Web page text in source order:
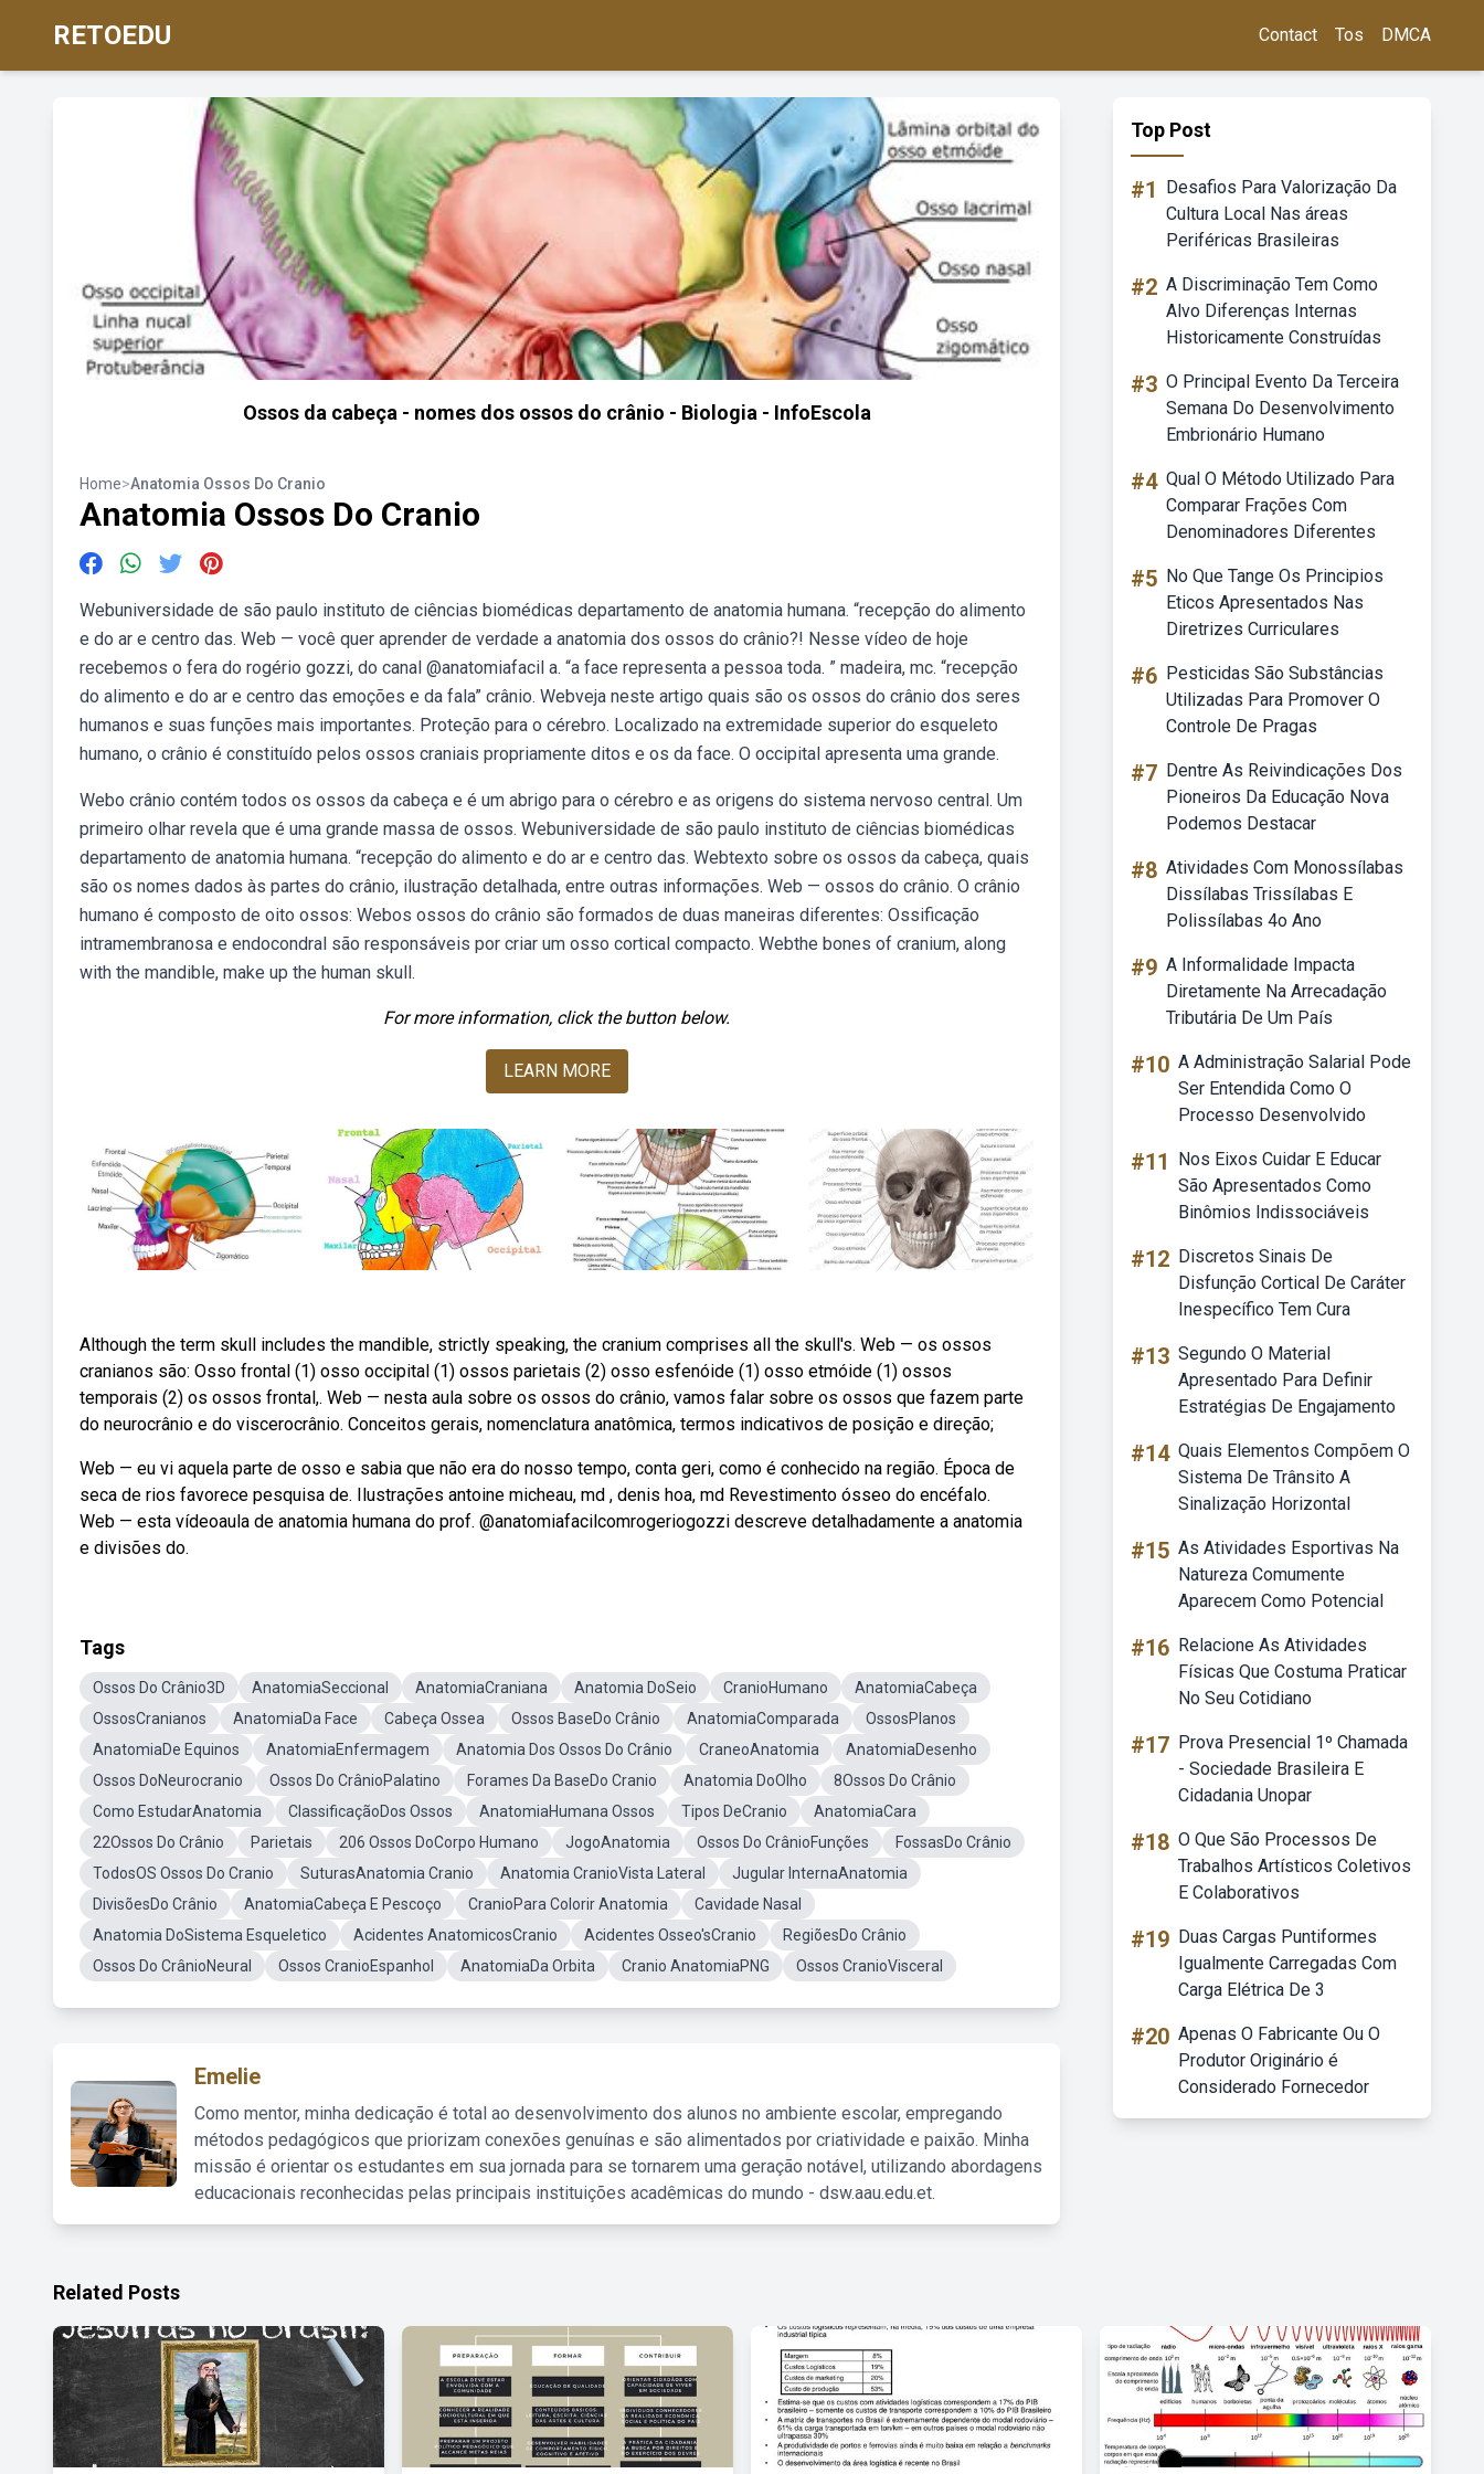
RETOEDU Contact Tos DMCA
Ossos da cabeça - nomes dos ossos do crânio - Biologia - InfoEscola
Home>Anatomia Ossos Do Cranio
Anatomia Ossos Do Cranio
Webuniversidade de são paulo instituto de ciências biomédicas departamento de anatomia humana. “recepção do alimento
e do ar e centro das. Web — você quer aprender de verdade a anatomia dos ossos do crânio?! Nesse vídeo de hoje
recebemos o fera do rogério gozzi, do canal @anatomiafacil a. “a face representa a pessoa toda. ” madeira, mc. “recepção
do alimento e do ar e centro das emoções e da fala” crânio. Webveja neste artigo quais são os ossos do crânio dos seres
humanos e suas funções mais importantes. Proteção para o cérebro. Localizado na extremidade superior do esqueleto
humano, o crânio é constituído pelos ossos craniais propriamente ditos e os da face. O occipital apresenta uma grande.
Webo crânio contém todos os ossos da cabeça e é um abrigo para o cérebro e as origens do sistema nervoso central. Um
primeiro olhar revela que é uma grande massa de ossos. Webuniversidade de são paulo instituto de ciências biomédicas
departamento de anatomia humana. “recepção do alimento e do ar e centro das. Webtexto sobre os ossos da cabeça, quais
são os nomes dados às partes do crânio, ilustração detalhada, entre outras informações. Web — ossos do crânio. O crânio
humano é composto de oito ossos: Webos ossos do crânio são formados de duas maneiras diferentes: Ossificação
intramembranosa e endocondral são responsáveis por criar um osso cortical compacto. Webthe bones of cranium, along
with the mandible, make up the human skull.
For more information, click the button below.
LEARN MORE
Although the term skull includes the mandible, strictly speaking, the cranium comprises all the skull's. Web — os ossos
cranianos são: Osso frontal (1) osso occipital (1) ossos parietais (2) osso esfenóide (1) osso etmóide (1) ossos
temporais (2) os ossos frontal,. Web — nesta aula sobre os ossos do crânio, vamos falar sobre os ossos que fazem parte
do neurocrânio e do viscerocrânio. Conceitos gerais, nomenclatura anatômica, termos indicativos de posição e direção;
Web — eu vi aquela parte de osso e sabia que não era do nosso tempo, conta geri, como é conhecido na região. Época de
seca de rios favorece pesquisa de. Ilustrações antoine micheau, md , denis hoa, md Revestimento ósseo do encéfalo.
Web — esta vídeoaula de anatomia humana do prof. ‪@anatomiafacilcomrogeriogozzi‬ descreve detalhadamente a anatomia
e divisões do.
Tags
Ossos Do Crânio3D AnatomiaSeccional AnatomiaCraniana Anatomia DoSeio CranioHumano
AnatomiaCabeça
OssosCranianos
AnatomiaDa Face Cabeça Ossea Ossos BaseDo Crânio AnatomiaComparada
OssosPlanos
AnatomiaDe Equinos
AnatomiaEnfermagem Anatomia Dos Ossos Do Crânio CraneoAnatomia
AnatomiaDesenho
Ossos DoNeurocranio
Ossos Do CrânioPalatino Forames Da BaseDo Cranio Anatomia DoOlho
8Ossos Do Crânio
Como EstudarAnatomia
ClassificaçãoDos Ossos AnatomiaHumana Ossos Tipos DeCranio
AnatomiaCara
22Ossos Do Crânio
Parietais 206 Ossos DoCorpo Humano JogoAnatomia Ossos Do CrânioFunções
FossasDo Crânio
TodosOS Ossos Do Cranio
SuturasAnatomia Cranio Anatomia CranioVista Lateral
Jugular InternaAnatomia
DivisõesDo Crânio
AnatomiaCabeça E Pescoço CranioPara Colorir Anatomia
Cavidade Nasal
Anatomia DoSistema Esqueletico
Acidentes AnatomicosCranio Acidentes Osseo'sCranio
RegiõesDo Crânio
Ossos Do CrânioNeural
Ossos CranioEspanhol AnatomiaDa Orbita Cranio AnatomiaPNG Ossos CranioVisceral
Emelie
Como mentor, minha dedicação é total ao desenvolvimento dos alunos no ambiente escolar, empregando
métodos pedagógicos que priorizam conexões genuínas e são alimentados por criatividade e paixão. Minha
missão é orientar os estudantes em sua jornada para se tornarem uma geração notável, utilizando abordagens
educacionais reconhecidas pelas principais instituições acadêmicas do mundo - dsw.aau.edu.et.
Top Post
#1
Desafios Para Valorização Da
Cultura Local Nas áreas
Periféricas Brasileiras
#2 A Discriminação Tem Como
Alvo Diferenças Internas
Historicamente Construídas
#3 O Principal Evento Da Terceira
Semana Do Desenvolvimento
Embrionário Humano
#4 Qual O Método Utilizado Para
Comparar Frações Com
Denominadores Diferentes
#5 No Que Tange Os Principios
Eticos Apresentados Nas
Diretrizes Curriculares
#6 Pesticidas São Substâncias
Utilizadas Para Promover O
Controle De Pragas
#7 Dentre As Reivindicações Dos
Pioneiros Da Educação Nova
Podemos Destacar
#8 Atividades Com Monossílabas
Dissílabas Trissílabas E
Polissílabas 4o Ano
#9 A Informalidade Impacta
Diretamente Na Arrecadação
Tributária De Um País
#10 A Administração Salarial Pode
Ser Entendida Como O
Processo Desenvolvido
#11
Nos Eixos Cuidar E Educar
São Apresentados Como
Binômios Indissociáveis
#12 Discretos Sinais De
Disfunção Cortical De Caráter
Inespecífico Tem Cura
#13 Segundo O Material
Apresentado Para Definir
Estratégias De Engajamento
#14 Quais Elementos Compõem O
Sistema De Trânsito A
Sinalização Horizontal
#15 As Atividades Esportivas Na
Natureza Comumente
Aparecem Como Potencial
#16 Relacione As Atividades
Físicas Que Costuma Praticar
No Seu Cotidiano
#17 Prova Presencial 1º Chamada
- Sociedade Brasileira E
Cidadania Unopar
#18 O Que São Processos De
Trabalhos Artísticos Coletivos
E Colaborativos
#19 Duas Cargas Puntiformes
Igualmente Carregadas Com
Carga Elétrica De 3
#20 Apenas O Fabricante Ou O
Produtor Originário é
Considerado Fornecedor
Related Posts